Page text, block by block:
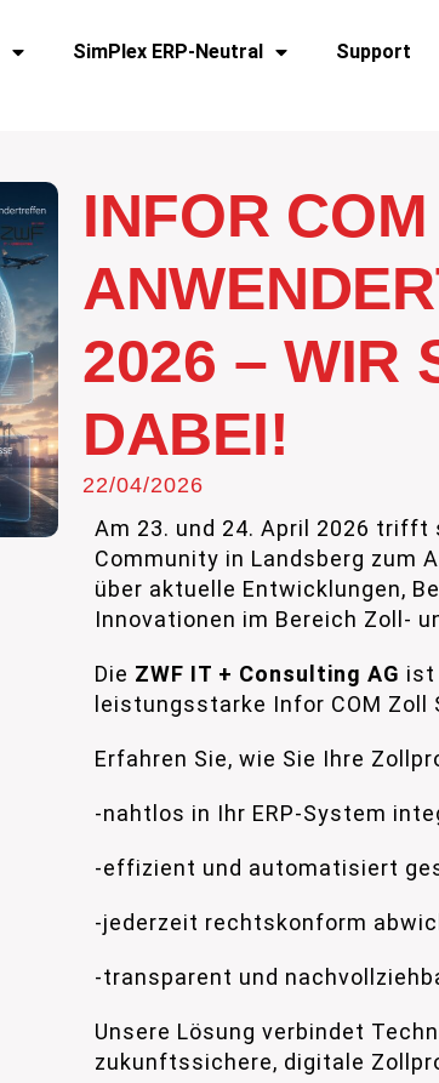
SimPlex ERP-Neutral Support
INFOR COM
2026 – WIR
DABEI!
22/04/2026
Am 23. und 24. April 2026 trifft
Community in Landsberg zum
über aktuelle Entwicklungen,
Innovationen im Bereich Zoll-
Die ZWF IT + Consulting AG ist
leistungsstarke Infor COM Zoll
Erfahren Sie, wie Sie Ihre
-nahtlos in Ihr ERP-System
-effizient und automatisiert
-jederzeit rechtskonform
-transparent und
Unsere Lösung verbindet
zukunftssichere, digitale